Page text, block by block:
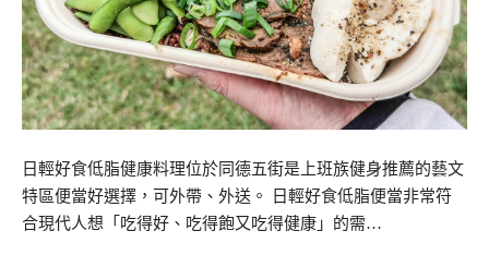
日輕好食低脂健康料理位於同德五街是上班族健身推薦的藝文
特區便當好選擇，可外帶、外送。 日輕好食低脂便當非常符
合現代人想「吃得好、吃得飽又吃得健康」的需…